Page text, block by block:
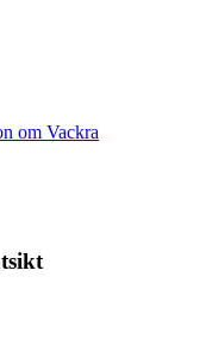
om Vackra